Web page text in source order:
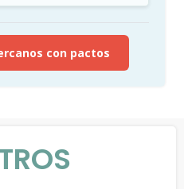
con pactos